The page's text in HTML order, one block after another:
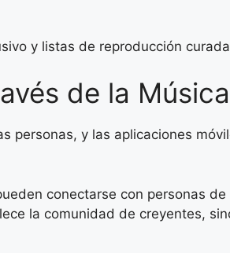
y listas de reproducción
de la
personas, y las aplicaciones
conectarse con personas
la comunidad de creyentes,